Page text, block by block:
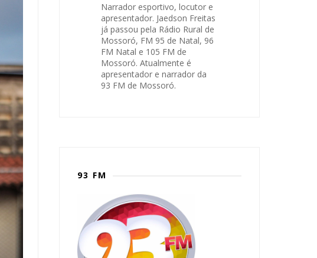
Narrador esportivo, locutor e
apresentador. Jaedson Freitas
já passou pela Rádio Rural de
Mossoró, FM 95 de Natal, 96
FM Natal e 105 FM de
Mossoró. Atualmente é
apresentador e narrador da
93 FM de Mossoró.
93 FM